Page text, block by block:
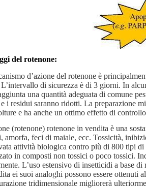
del rotenone:
d’azione del rotenone è
di sicurezza è di 3 giorni. In
una quantità adeguata di comune
i residui saranno ridotti. La preparazione
e ha anche un ottimo effetto di
(rotenone) rotenone in vendita è una
amorfa, feci di maiale, ecc. Tossicità,
attività biologica contro più di 800 tipi
in composti non tossici o poco tossici.
L’uso estensivo di insetticidi a base
ei suoi analoghi possono essere ottenuti
tridimensionale migliorerà